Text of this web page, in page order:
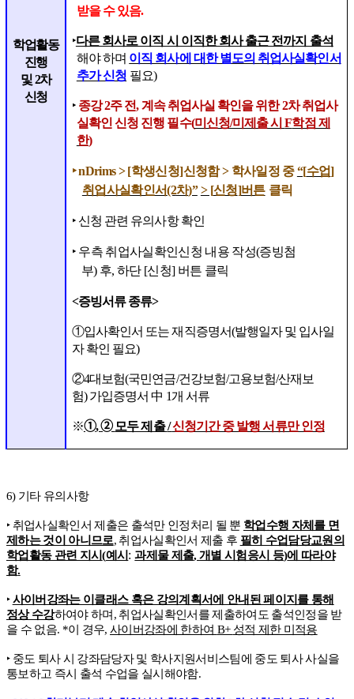
학업활동
진행
및2차
신청
받을 수 있음.
‣다른 회사로 이직 시 이직한 회사 출근 전까지 출석
해야 하며 이직 회사에 대한 별도의 취업사실확인서
추가 신청 필요)
‣ 종강2주 전,계속 취업사실 확인을 위한2차 취업사
실확인 신청 진행 필수(미신청/미제출 시F학점 제
한)
‣nDrims > [학생신청]신청함> 학사일정 중“[수업]
취업사실확인서(2차)” > [신청]버튼 클릭
‣ 신청 관련 유의사항 확인
‣ 우측 취업사실확인신청 내용 작성(증빙첨
부) 후, 하단 [신청] 버튼 클릭
<증빙서류 종류>
①입사확인서 또는 재직증명서(발행일자 및 입사일
자 확인 필요)
②4대보험(국민연금/건강보험/고용보험/산재보
험)가입증명서中 1개 서류
※➀,➁모두 제출/신청기간 중 발행 서류만 인정
6) 기타 유의사항
‣ 취업사실확인서 제출은 출석만 인정처리 될 뿐 학업수행 자체를 면
제하는 것이 아니므로, 취업사실확인서 제출 후 필히 수업담당교원의
학업활동 관련 지시(예시 :과제물 제출,개별 시험응시 등)에 따라야
함.
‣사이버강좌는 이클래스 혹은 강의계획서에 안내된 페이지를 통해
정상 수강하여야 하며 , 취업사실확인서를 제출하여도 출석인정을 받
을 수 없음. *이 경우,사이버강좌에 한하여 B+ 성적 제한 미적용
‣ 중도 퇴사 시 강좌담당자 및 학사지원서비스팀에 중도 퇴사 사실을
통보하고 즉시 출석 수업을 실시해야함.